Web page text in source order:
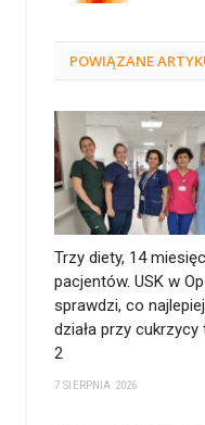
POWIĄZANE
Trzy diety, 14
pacjentów. USK w
sprawdzi, co najlepiej
działa przy cukrzycy
2
7 SIERPNIA 2026